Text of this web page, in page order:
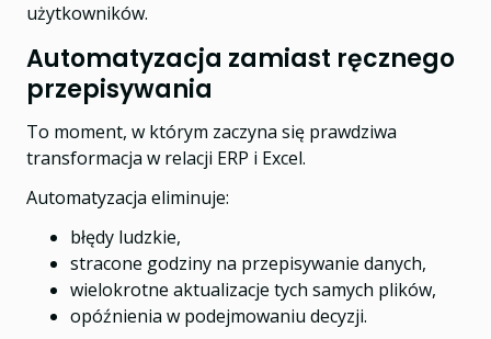
użytkowników.
Automatyzacja zamiast ręcznego
przepisywania
To moment, w którym zaczyna się prawdziwa
transformacja w relacji ERP i Excel.
Automatyzacja eliminuje:
błędy ludzkie,
stracone godziny na przepisywanie danych,
wielokrotne aktualizacje tych samych plików,
opóźnienia w podejmowaniu decyzji.